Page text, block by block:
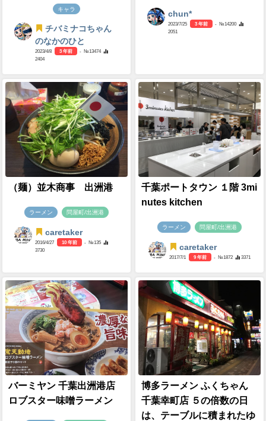
キャラ
チバミナコちゃん
のなかのひと
2023/4/8 3 年前
- №13474
2404
chun*
2023/7/25 3 年前
- №14200
2051
（麺）並木商事 出洲港
ラーメン 問屋町/出洲港
caretaker
2016/4/27 10 年前
- №135
3730
千葉ポートタウン １階 3mi
nutes kitchen
ラーメン 問屋町/出洲港
caretaker
2017/7/1 9 年前 - №1872 3371
バーミヤン 千葉出洲港店
ロブスター味噌ラーメン
博多ラーメン ふくちゃん
千葉幸町店 ５の倍数の日
は、テーブルに積まれたゆ